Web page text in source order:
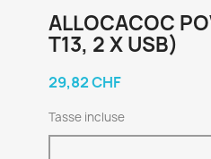
ALLOCACOC
T13, 2 X USB)
29,82 CHF
Tasse incluse